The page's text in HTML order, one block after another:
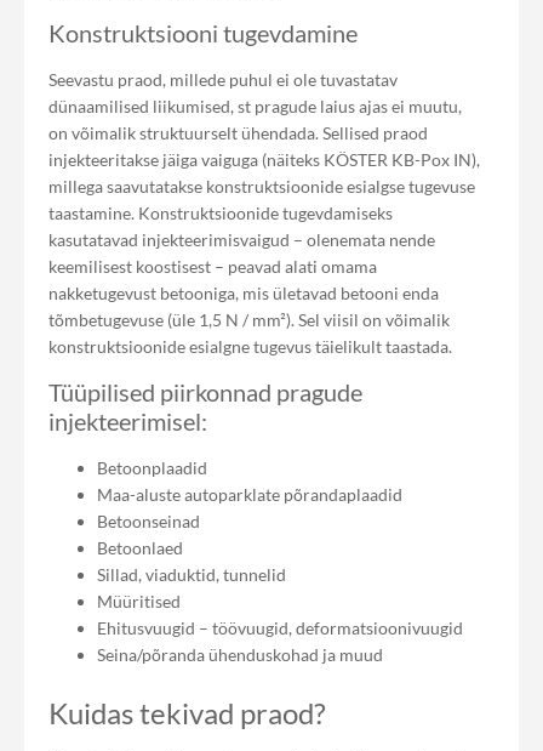
Konstruktsiooni tugevdamine
Seevastu praod, millede puhul ei ole tuvastatav
dünaamilised liikumised, st pragude laius ajas ei muutu,
on võimalik struktuurselt ühendada. Sellised praod
injekteeritakse jäiga vaiguga (näiteks KÖSTER KB-Pox IN),
millega saavutatakse konstruktsioonide esialgse tugevuse
taastamine. Konstruktsioonide tugevdamiseks
kasutatavad injekteerimisvaigud – olenemata nende
keemilisest koostisest – peavad alati omama
nakketugevust betooniga, mis ületavad betooni enda
tõmbetugevuse (üle 1,5 N / mm²). Sel viisil on võimalik
konstruktsioonide esialgne tugevus täielikult taastada.
Tüüpilised piirkonnad pragude
injekteerimisel:
Betoonplaadid
Maa-aluste autoparklate põrandaplaadid
Betoonseinad
Betoonlaed
Sillad, viaduktid, tunnelid
Müüritised
Ehitusvuugid – töövuugid, deformatsioonivuugid
Seina/põranda ühenduskohad ja muud
Kuidas tekivad praod?